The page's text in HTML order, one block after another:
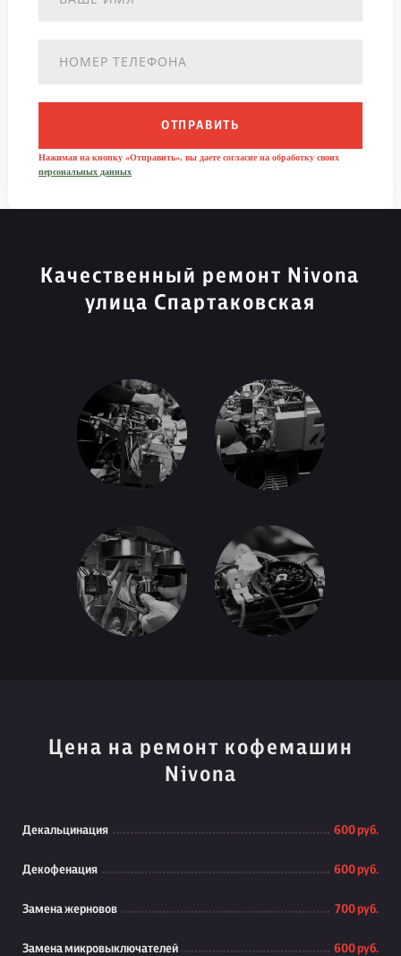
ОТПРАВИТЬ
Нажимая на кнопку «Отправить», вы даете согласие на обработку своих
персональных данных
Качественный ремонт Nivona
улица Спартаковская
Цена на ремонт кофемашин
Nivona
Декальцинация 600 руб.
Декофенация 600 руб.
Замена жерновов 700 руб.
Замена микровыключателей 600 руб.